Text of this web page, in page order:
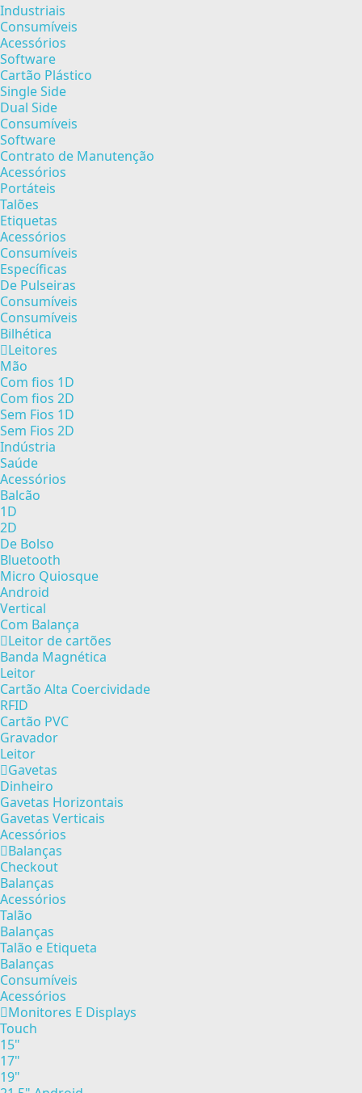
Industriais
Consumíveis
Acessórios
Software
Cartão Plástico
Single Side
Dual Side
Consumíveis
Software
Contrato de Manutenção
Acessórios
Portáteis
Talões
Etiquetas
Acessórios
Consumíveis
Específicas
De Pulseiras
Consumíveis
Consumíveis
Bilhética
Leitores
Mão
Com fios 1D
Com fios 2D
Sem Fios 1D
Sem Fios 2D
Indústria
Saúde
Acessórios
Balcão
1D
2D
De Bolso
Bluetooth
Micro Quiosque
Android
Vertical
Com Balança
Leitor de cartões
Banda Magnética
Leitor
Cartão Alta Coercividade
RFID
Cartão PVC
Gravador
Leitor
Gavetas
Dinheiro
Gavetas Horizontais
Gavetas Verticais
Acessórios
Balanças
Checkout
Balanças
Acessórios
Talão
Balanças
Talão e Etiqueta
Balanças
Consumíveis
Acessórios
Monitores E Displays
Touch
15"
17"
19"